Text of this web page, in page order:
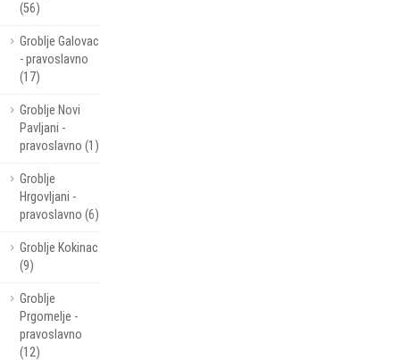
(56)
Groblje Galovac
- pravoslavno
(17)
Groblje Novi
Pavljani -
pravoslavno (1)
Groblje
Hrgovljani -
pravoslavno (6)
Groblje Kokinac
(9)
Groblje
Prgomelje -
pravoslavno
(12)